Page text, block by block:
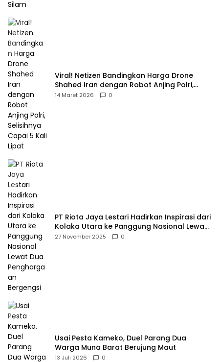
Viral! Netizen Bandingkan Harga Drone
Shahed Iran dengan Robot Anjing Polri,
Selisihnya Capai 5 Kali Lipat
14 Maret 2026 0
PT Riota Jaya Lestari Hadirkan Inspirasi dari
Kolaka Utara ke Panggung Nasional Lewat
Dua Penghargaan Bergengsi
27 November 2025 0
Usai Pesta Kameko, Duel Parang Dua
Warga Muna Barat Berujung Maut
13 Juli 2026 0